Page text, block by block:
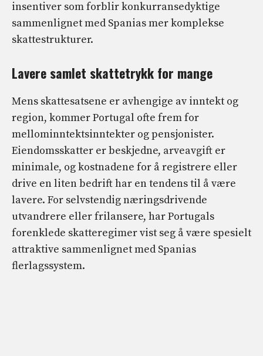
insentiver som forblir konkurransedyktige
sammenlignet med Spanias mer komplekse
skattestrukturer.
Lavere samlet skattetrykk for mange
Mens skattesatsene er avhengige av inntekt og
region, kommer Portugal ofte frem for
mellominntektsinntekter og pensjonister.
Eiendomsskatter er beskjedne, arveavgift er
minimale, og kostnadene for å registrere eller
drive en liten bedrift har en tendens til å være
lavere. For selvstendig næringsdrivende
utvandrere eller frilansere, har Portugals
forenklede skatteregimer vist seg å være spesielt
attraktive sammenlignet med Spanias
flerlagssystem.